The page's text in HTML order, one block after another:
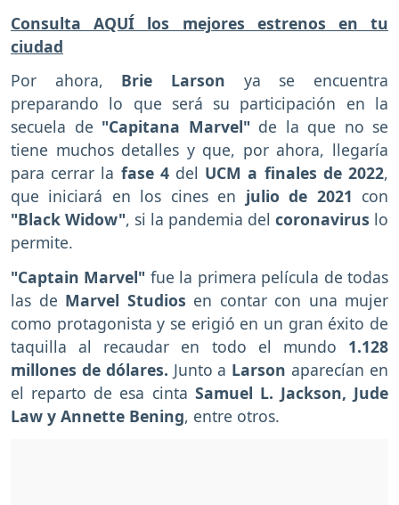
Consulta AQUÍ los mejores estrenos en tu
ciudad
Por ahora, Brie Larson ya se encuentra
preparando lo que será su participación en la
secuela de "Capitana Marvel" de la que no se
tiene muchos detalles y que, por ahora, llegaría
para cerrar la fase 4del UCM a finales de 2022,
que iniciará en los cines en julio de 2021 con
"Black Widow", si la pandemia del coronavirus lo
permite.
"Captain Marvel" fue la primera película de todas
las de Marvel Studios en contar con una mujer
como protagonista y se erigió en un gran éxito de
taquilla al recaudar en todo el mundo 1.128
millones de dólares. Junto a Larson aparecían en
el reparto de esa cinta Samuel L. Jackson, Jude
Law y Annette Bening, entre otros.